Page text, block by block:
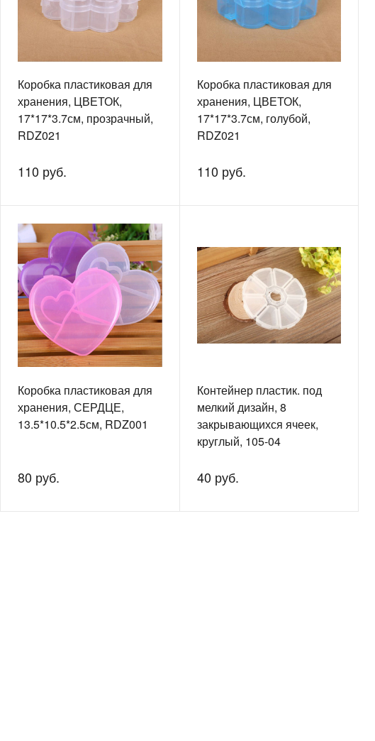
Коробка пластиковая для
хранения, ЦВЕТОК,
17*17*3.7см, прозрачный,
RDZ021
110 руб.
Коробка пластиковая для
хранения, ЦВЕТОК,
17*17*3.7см, голубой,
RDZ021
110 руб.
Коробка пластиковая для
хранения, СЕРДЦЕ,
13.5*10.5*2.5см, RDZ001
80 руб.
Контейнер пластик. под
мелкий дизайн, 8
закрывающихся ячеек,
круглый, 105-04
40 руб.